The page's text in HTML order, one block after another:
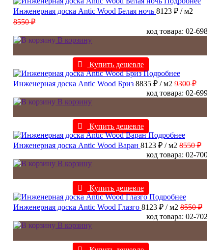
Инженерная доска Antic Wood Белая ночь 8123 ₽ / м2
8550 ₽
код товара: 02-698
В корзину
Купить дешевле
Подробнее
Инженерная доска Antic Wood Бриз 8835 ₽ / м2 9300 ₽
код товара: 02-699
В корзину
Купить дешевле
Подробнее
Инженерная доска Antic Wood Варан 8123 ₽ / м2 8550 ₽
код товара: 02-700
В корзину
Купить дешевле
Подробнее
Инженерная доска Antic Wood Глазго 8123 ₽ / м2 8550 ₽
код товара: 02-702
В корзину